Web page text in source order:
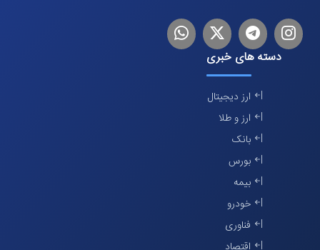
اینستاگرام
تلگرام توییترلینکدین
دسته های خبری
ارز دیجیتال
ارز و طلا
بانک
بورس
بیمه
خودرو
فناوری
اقتصاد